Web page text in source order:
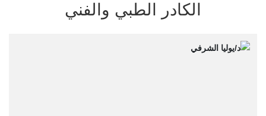
الكادر الطبي والفني